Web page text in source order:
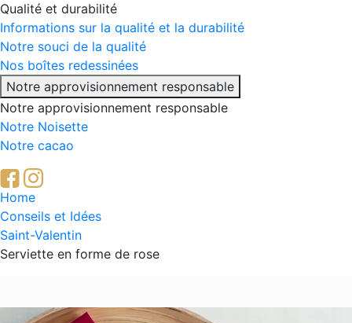
Qualité et durabilité
Informations sur la qualité et la durabilité
Notre souci de la qualité
Nos boîtes redessinées
Notre approvisionnement responsable
Notre approvisionnement responsable
Notre Noisette
Notre cacao
Breadcrumb
Home
Conseils et Idées
Saint-Valentin
Serviette en forme de rose